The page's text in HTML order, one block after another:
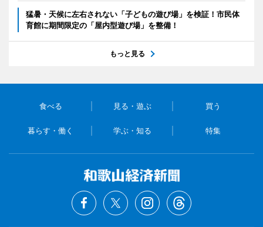
猛暑・天候に左右されない「子どもの遊び場」を検証！市民体
育館に期間限定の「屋内型遊び場」を整備！
もっと見る
食べる 見る・遊ぶ 買う
暮らす・働く 学ぶ・知る 特集